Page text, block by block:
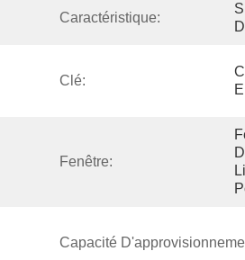
Caractéristique:
Clé:
Fenêtre:
Capacité